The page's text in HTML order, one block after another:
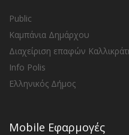
Public
Καμπάνια Δημάρχου
Διαχείριση επαφών
Info Polis
Ελληνικός Δήμος
Mobile Εφαρμογές